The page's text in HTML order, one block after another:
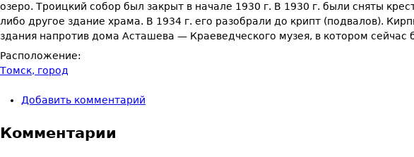
озеро. Троицкий собор был закрыт в начале 1930 г. В 1930 г. были сняты
либо другое здание храма. В 1934 г. его разобрали до крипт (под­валов).
здания напротив дома Асташева — Краеведческого музея, в котором сейчас
Расположение:
Томск, город
Добавить комментарий
Комментарии